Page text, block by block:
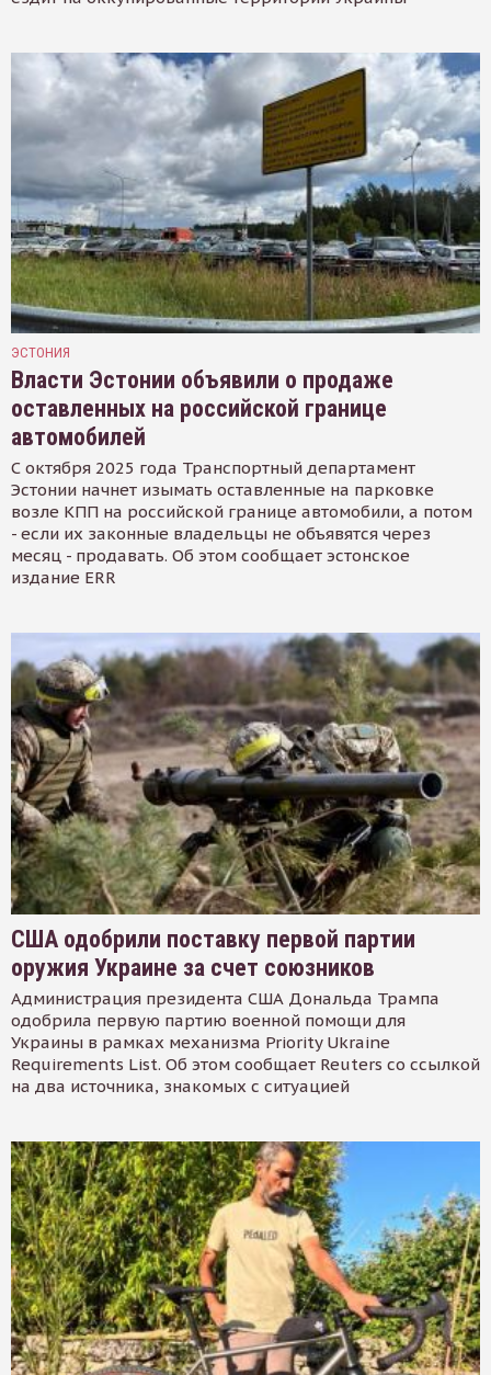
ЭСТОНИЯ
Власти Эстонии объявили о продаже
оставленных на российской границе
автомобилей
С октября 2025 года Транспортный департамент
Эстонии начнет изымать оставленные на парковке
возле КПП на российской границе автомобили, а потом
- если их законные владельцы не объявятся через
месяц - продавать. Об этом сообщает эстонское
издание ERR
США одобрили поставку первой партии
оружия Украине за счет союзников
Администрация президента США Дональда Трампа
одобрила первую партию военной помощи для
Украины в рамках механизма Priority Ukraine
Requirements List. Об этом сообщает Reuters со ссылкой
на два источника, знакомых с ситуацией